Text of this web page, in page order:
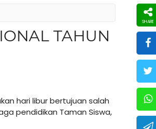
TAHUN
hari libur bertujuan salah
pendidikan Taman Siswa,